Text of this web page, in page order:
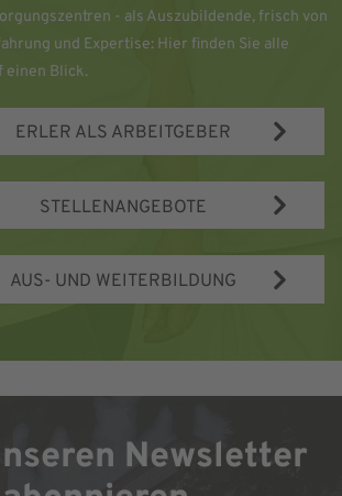
- als Auszubildende, frisch von
und Expertise: Hier finden Sie alle
einen Blick.
ERLER ALS ARBEITGEBER
STELLENANGEBOTE
AUS- UND WEITERBILDUNG
Newsletter